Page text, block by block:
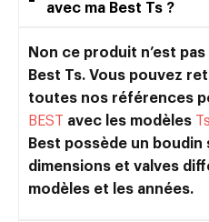
avec ma Best Ts ?
Non ce produit n’est
Best Ts. Vous pouvez
toutes nos références
BEST avec les modèles Ts
Best possède un
dimensions et valves
modèles et les années.